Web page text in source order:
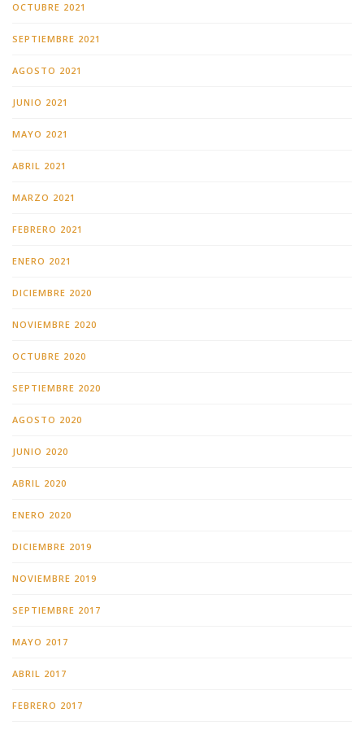
OCTUBRE 2021
SEPTIEMBRE 2021
AGOSTO 2021
JUNIO 2021
MAYO 2021
ABRIL 2021
MARZO 2021
FEBRERO 2021
ENERO 2021
DICIEMBRE 2020
NOVIEMBRE 2020
OCTUBRE 2020
SEPTIEMBRE 2020
AGOSTO 2020
JUNIO 2020
ABRIL 2020
ENERO 2020
DICIEMBRE 2019
NOVIEMBRE 2019
SEPTIEMBRE 2017
MAYO 2017
ABRIL 2017
FEBRERO 2017